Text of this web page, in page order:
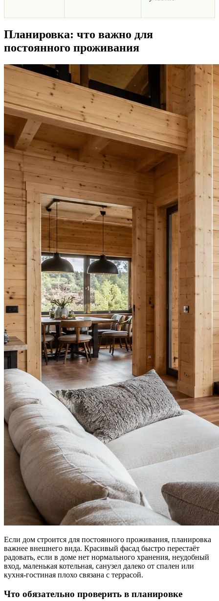
Планировка: что важно для
постоянного проживания
Если дом строится для постоянного проживания, планировка
важнее внешнего вида. Красивый фасад быстро перестаёт
радовать, если в доме нет нормального хранения, неудобный
вход, маленькая котельная, санузел далеко от спален или
кухня-гостиная плохо связана с террасой.
Что обязательно проверить в планировке